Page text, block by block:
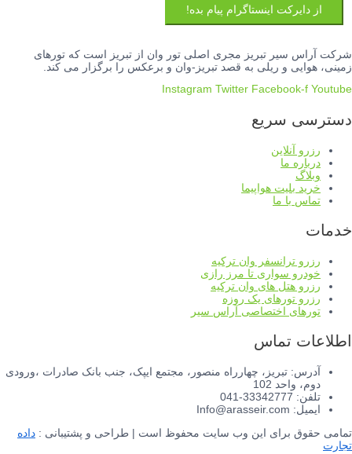
از دایرکت اینستاگرام پیام بده!
شرکت آراس سیر تبریز مجری اصلی تور وان از تبریز است که تورهای
زمینی، هوایی و ریلی به قصد تبریز-وان و برعکس را برگزار می کند.
Instagram Twitter Facebook-f Youtube
دسترسی سریع
رزرو آنلاین
درباره ما
وبلاگ
خرید بلیت هواپیما
تماس با ما
خدمات
رزرو ترانسفر وان ترکیه
خودرو سواری تا مرز رازی
رزرو هتل های وان ترکیه
رزرو تورهای یک روزه
تورهای اختصاصی آراس سیر
اطلاعات تماس
آدرس: تبریز، چهارراه منصور، مجتمع ایپک، جنب بانک صادرات ،ورودی
دوم، واحد 102
تلفن: 33342777-041
ایمیل: Info@arasseir.com
تمامی حقوق برای این وب سایت محفوظ است | طراحی و پشتیبانی : داده
تجارت